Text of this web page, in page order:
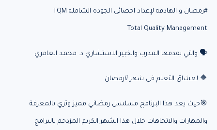
#رمضان و الهادفة لإعداد اخصائي الجودة الشاملة TQM
Total Quality Management
🗣️ والتي يقدمها المدرب والخبير الاستشاري د. محمد العامري
‏🔶 لعشاق التعلم في شهر ‎#رمضان
🎯حيث يعد هذا البرنامج مسلسل رمضاني مميز وثري بالمعرفة
والمهارات والاتجاهات خلال هذا الشهر الكريم المزدحم بالبرامج